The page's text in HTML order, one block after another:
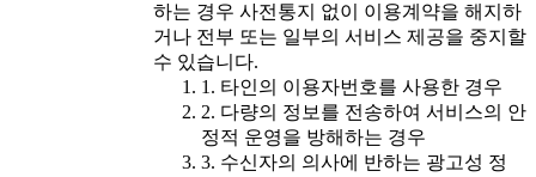
하는 경우 사전통지 없이 이용계약을 해지하
거나 전부 또는 일부의 서비스 제공을 중지할
수 있습니다.
1. 타인의 이용자번호를 사용한 경우
2. 다량의 정보를 전송하여 서비스의 안
정적 운영을 방해하는 경우
3. 수신자의 의사에 반하는 광고성 정